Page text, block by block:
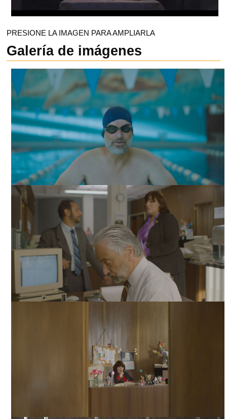
PRESIONE LA IMAGEN PARA AMPLIARLA
Galería de imágenes
FRANCISCO REYES PROTAGONISTA DE "MARTÍNEZ".
CORTESÍA DIRECTORA.
CLAUDIA MORENO. CORTESÍA DIRECTORA.